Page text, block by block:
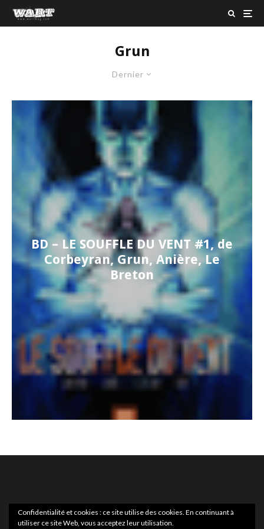
Grun
Dernier
BD – LE SOUFFLE DU VENT #1, de
Corbeyran, Grun, Anière, Le
Breton
Confidentialité et cookies : ce site utilise des cookies. En continuant à
utiliser ce site Web, vous acceptez leur utilisation.